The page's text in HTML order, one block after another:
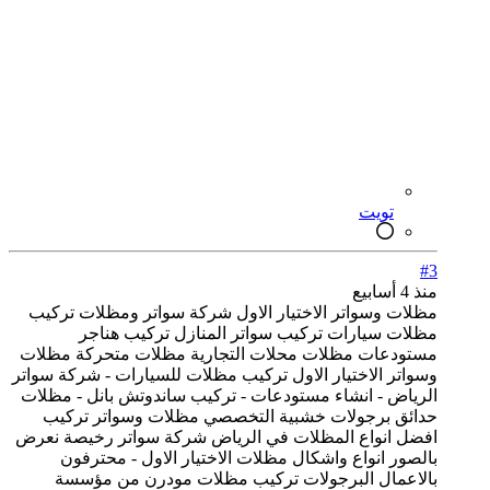
تويت
#3
منذ 4 أسابيع
مظلات وسواتر الاختيار الاول شركة سواتر ومظلات تركيب
مظلات سيارات تركيب سواتر المنازل تركيب هناجر
مستودعات مظلات محلات التجارية مظلات متحركة مظلات
وسواتر الاختيار الاول تركيب مظلات للسيارات - شركة سواتر
الرياض - انشاء مستودعات - تركيب ساندوتش بانل - مظلات
حدائق برجولات خشبية التخصصي مظلات وسواتر تركيب
افضل انواع المظلات في الرياض شركة سواتر رخيصة نعرض
بالصور انواع واشكال مظلات الاختيار الاول - محترفون
بالاعمال البرجولات تركيب مظلات مودرن من مؤسسة